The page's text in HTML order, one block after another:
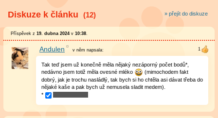
» přejít do diskuze
Diskuze k článku (12)
Příspěvek z 19. dubna 2024v 10:38.
Andulen v něm napsala:
Tak teď jsem už konečně měla nějaký nezáporný počet bodů*,
nedávno jsem totiž měla ovesné mléko
(mimochodem fakt
dobrý, jak je trochu nasládlý, tak bych si ho chtěla asi dávat třeba do
nějaké kaše a pak bych už nemusela sladit medem).
*